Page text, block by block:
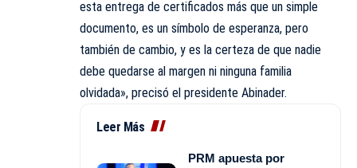
esta entrega de certificados más que un simple
documento, es un símbolo de esperanza, pero
también de cambio, y es la certeza de que nadie
debe quedarse al margen ni ninguna familia
olvidada», precisó el presidente Abinader.
Leer Más
PRM apuesta por